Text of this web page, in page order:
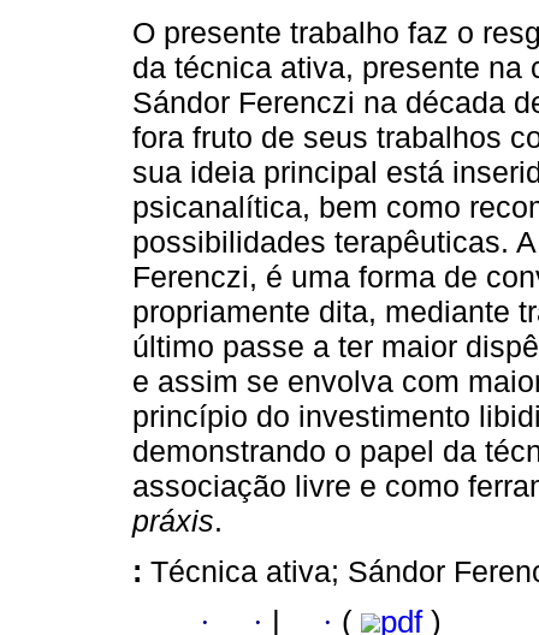
O presente trabalho faz o
da técnica ativa, presente na
Sándor Ferenczi na década
fora fruto de seus trabalhos
sua ideia principal está
psicanalítica, bem como
possibilidades terapêuticas.
Ferenczi, é uma forma de
propriamente dita, mediante
último passe a ter maior
e assim se envolva com
princípio do investimento
demonstrando o papel da
associação livre e como
práxis.
: Técnica ativa; Sándor
· · · ( pdf )